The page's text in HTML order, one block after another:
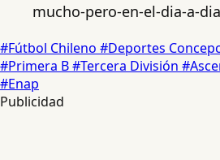
mucho-pero-en-el-dia-a-
#Fútbol Chileno #Deportes
#Primera B#Tercera División
#Enap
Publicidad